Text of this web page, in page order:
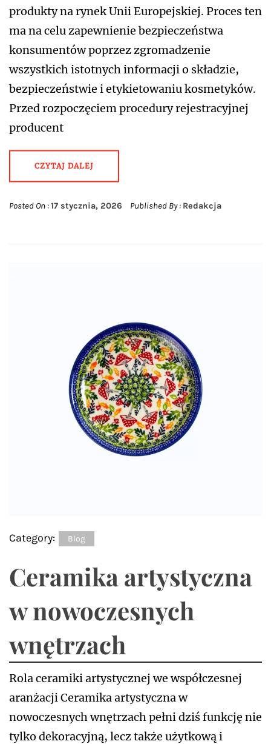
produkty na rynek Unii Europejskiej. Proces ten
ma na celu zapewnienie bezpieczeństwa
konsumentów poprzez zgromadzenie
wszystkich istotnych informacji o składzie,
bezpieczeństwie i etykietowaniu kosmetyków.
Przed rozpoczęciem procedury rejestracyjnej
producent
CZYTAJ DALEJ
Posted On :17 stycznia, 2026 Published By : Redakcja
Category: Blog
Ceramika artystyczna
w nowoczesnych
wnętrzach
Rola ceramiki artystycznej we współczesnej
aranżacji Ceramika artystyczna w
nowoczesnych wnętrzach pełni dziś funkcję nie
tylko dekoracyjną, lecz także użytkową i